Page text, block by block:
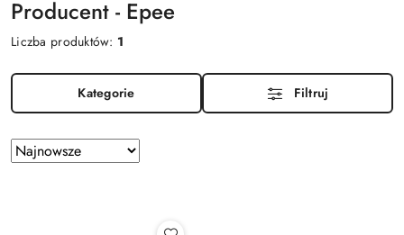
Producent - Epee
Liczba produktów: 1
Kategorie Filtruj
Zastosowano
sortowanie:
Sortuj
według